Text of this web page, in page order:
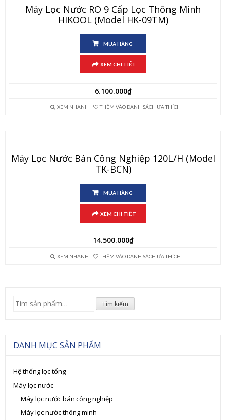
Máy Lọc Nước RO 9 Cấp Lọc Thông Minh
HIKOOL (Model HK-09TM)
MUA HÀNG
XEM CHI TIẾT
6.100.000₫
XEM NHANH THÊM VÀO DANH SÁCH ƯA THÍCH
Máy Lọc Nước Bán Công Nghiệp 120L/h (Model
TK-BCN)
MUA HÀNG
XEM CHI TIẾT
14.500.000₫
XEM NHANH THÊM VÀO DANH SÁCH ƯA THÍCH
Tìm
Tìm kiếm
DANH MỤC SẢN PHẨM
Hệ thống lọc tổng
Máy lọc nước
Máy lọc nước bán công nghiệp
Máy lọc nước thông minh